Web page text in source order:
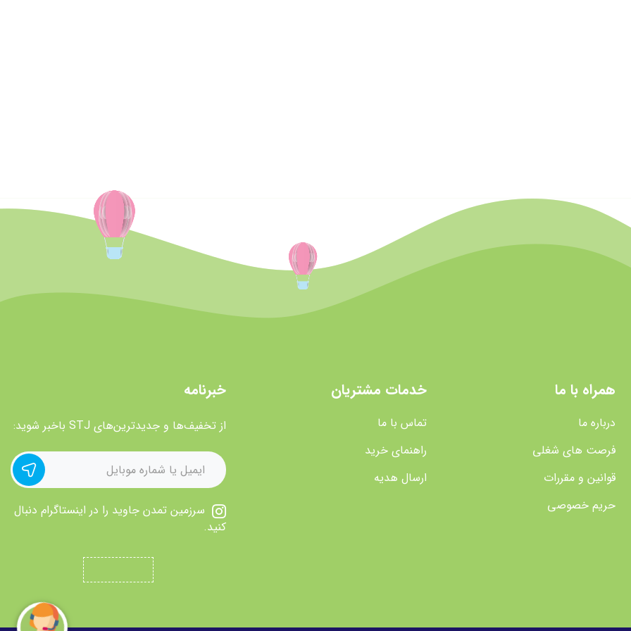
همراه با ما
درباره ما
فرصت های شغلی
قوانین و مقررات
حریم خصوصی
خدمات مشتریان
تماس با ما
راهنمای خرید
ارسال هدیه
خبرنامه
از تخفیف‌ها و جدیدترین‌های STJ باخبر شوید:
سرزمین تمدن جاوید را در اینستاگرام دنبال
کنید.